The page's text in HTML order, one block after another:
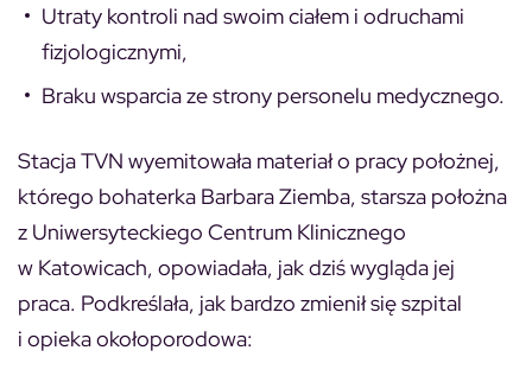
Utraty kontroli nad swoim ciałem i odruchami
fizjologicznymi,
Braku wsparcia ze strony personelu medycznego.
Stacja TVN wyemitowała materiał o pracy położnej,
którego bohaterka Barbara Ziemba, starsza położna
z Uniwersyteckiego Centrum Klinicznego
w Katowicach, opowiadała, jak dziś wygląda jej
praca. Podkreślała, jak bardzo zmienił się szpital
i opieka okołoporodowa: